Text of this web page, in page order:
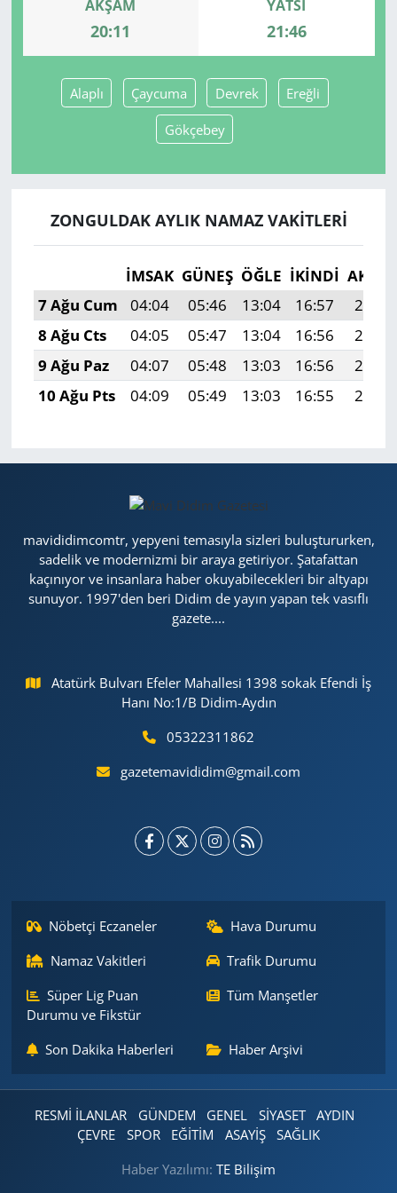
AKŞAM
20:11
YATSI
21:46
Alaplı Çaycuma Devrek Ereğli
Gökçebey
ZONGULDAK AYLIK NAMAZ VAKITLERI
İMSAK GÜNEŞ ÖĞLE İKINDI
7 Ağu Cum
04:04 05:46 13:04 16:57
20:11
8 Ağu Cts
04:05 05:47 13:04 16:56
20:10
9 Ağu Paz
04:07 05:48 13:03 16:56
20:09
10 Ağu Pts
04:09 05:49 13:03 16:55 20:07
mavididimcomtr, yepyeni temasıyla sizleri buluştururken,
sadelik ve modernizmi bir araya getiriyor. Şatafattan
kaçınıyor ve insanlara haber okuyabilecekleri bir altyapı
sunuyor. 1997'den beri Didim de yayın yapan tek vasıflı
gazete....
Atatürk Bulvarı Efeler Mahallesi 1398 sokak Efendi İş
Hanı No:1/B Didim-Aydın
05322311862
gazetemavididim@gmail.com
Nöbetçi Eczaneler
Hava Durumu
Namaz Vakitleri
Trafik Durumu
Süper Lig Puan
Durumu ve Fikstür
Tüm Manşetler
Son Dakika Haberleri Haber Arşivi
RESMİ İLANLAR GÜNDEM GENEL SİYASET
AYDIN
ÇEVRE
SPOR EĞİTİM ASAYİŞ
SAĞLIK
Haber Yazılımı: TE Bilişim